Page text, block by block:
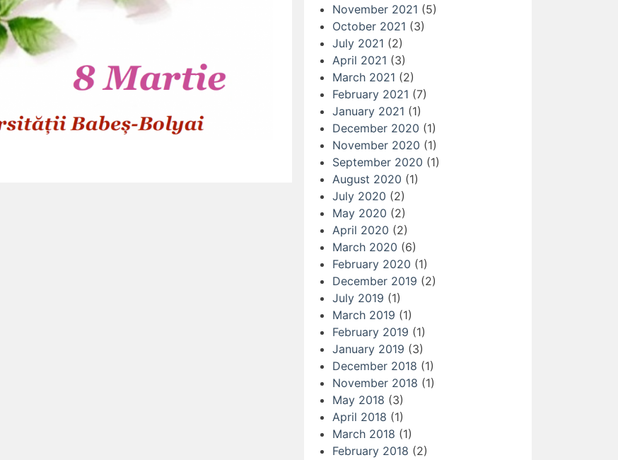
November 2021 (5)
October 2021 (3)
July 2021 (2)
April 2021 (3)
March 2021 (2)
February 2021 (7)
January 2021 (1)
December 2020 (1)
November 2020 (1)
September 2020 (1)
August 2020 (1)
July 2020 (2)
May 2020 (2)
April 2020 (2)
March 2020 (6)
February 2020 (1)
December 2019 (2)
July 2019 (1)
March 2019 (1)
February 2019 (1)
January 2019 (3)
December 2018 (1)
November 2018 (1)
May 2018 (3)
April 2018 (1)
March 2018 (1)
February 2018 (2)